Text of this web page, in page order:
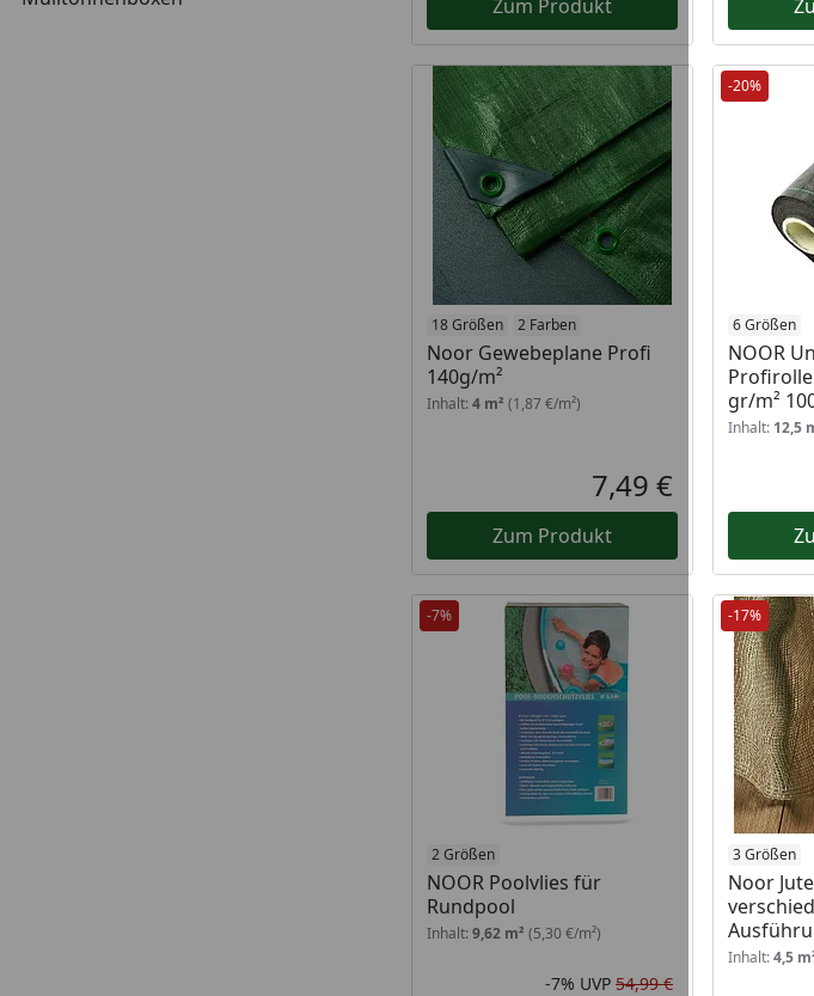
Zum Produkt
18 Größen 2 Farben
Noor Gewebeplane Profi
140g/m²
Inhalt: 4 m² (1,87 €/m²)
Aktueller Preis
7,49 €
Zum Produkt
-20%
6 Größen
NOOR
gr/m²
Inhalt: 12,5
-7%
2 Größen
NOOR Poolvlies für
Rundpool
Inhalt: 9,62 m² (5,30 €/m²)
-7% UVP 54,99 €
-17%
3 Größen
Noor
Inhalt:4,5